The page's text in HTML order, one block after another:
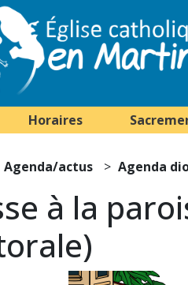
Horaires
Agenda/actus Agenda
à la